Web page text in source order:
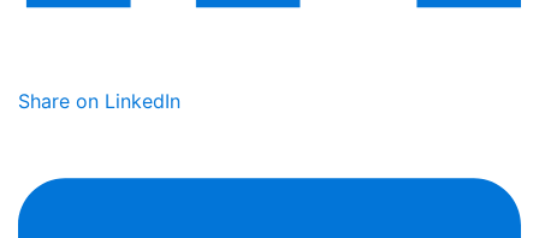
Share on LinkedIn